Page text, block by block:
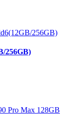
256GB)